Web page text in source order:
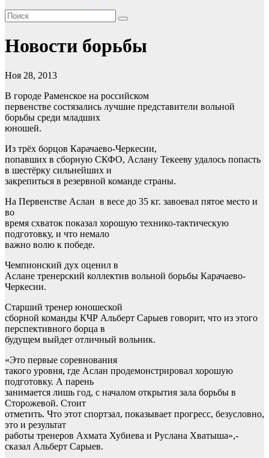
Новости борьбы
Ноя 28, 2013
В городе Раменское на российском
первенстве состязались лучшие представители вольной
борьбы среди младших
юношей.
Из трёх борцов Карачаево-Черкесии,
попавших в сборную СКФО, Аслану Текееву удалось попасть
в шестёрку сильнейших и
закрепиться в резервной команде страны.
На Первенстве Аслан в весе до 35 кг. завоевал пятое место и
во
время схваток показал хорошую технико-тактическую
подготовку, и что немало
важно волю к победе.
Чемпионский дух оценил в
Аслане тренерский коллектив вольной борьбы Карачаево-
Черкесии.
Старший тренер юношеской
сборной команды КЧР Альберт Сарыев говорит, что из этого
перспективного борца в
будущем выйдет отличный вольник.
«Это первые соревнования
такого уровня, где Аслан продемонстрировал хорошую
подготовку. А парень
занимается лишь год, с началом открытия зала борьбы в
Сторожевой. Стоит
отметить. Что этот спортзал, показывает прогресс, безусловно,
это и результат
работы тренеров Ахмата Хубиева и Руслана Хватыша»,-
сказал Альберт Сарыев.